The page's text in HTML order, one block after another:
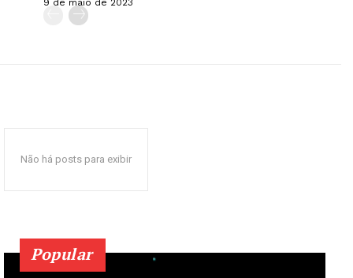
9 de maio de 2023
Não há posts para exibir
Popular